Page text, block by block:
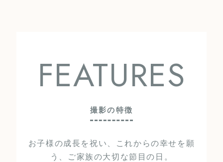
FEATURES
撮影の特徴
お子様の成長を祝い、これからの幸せを願
う、ご家族の大切な節目の日。